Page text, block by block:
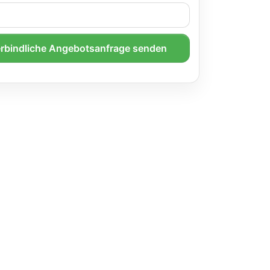
Angebotsanfrage senden